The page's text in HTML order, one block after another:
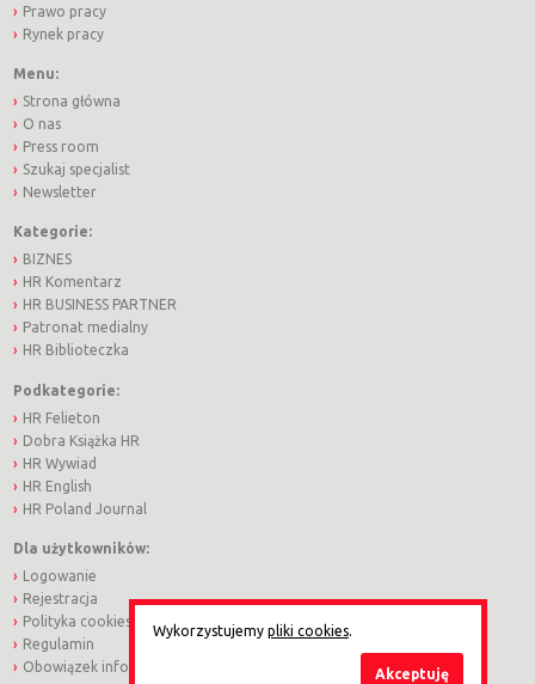
Prawo pracy
Rynek pracy
Menu:
Strona główna
O nas
Press room
Szukaj specjalist
Newsletter
Kategorie:
BIZNES
HR Komentarz
HR BUSINESS PARTNER
Patronat medialny
HR Biblioteczka
Podkategorie:
HR Felieton
Dobra Książka HR
HR Wywiad
HR English
HR Poland Journal
Dla użytkowników:
Logowanie
Rejestracja
Polityka cookies
Regulamin
Obowiązek informacyjny
Wykorzystujemy pliki cookies.
Akceptuję